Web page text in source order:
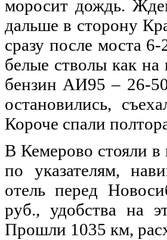
моросит дождь.
дальше в сторону
сразу после моста
белые стволы как
бензин АИ95 – 26-
остановились,
Короче спали
В Кемерово стояли в
по указателям,
отель перед
руб., удобства на
Прошли 1035 км,